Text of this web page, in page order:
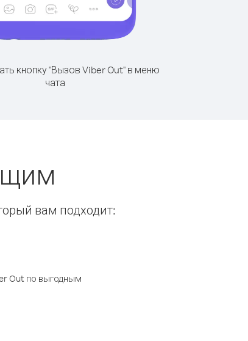
кнопку "Вызов Viber Out" в меню
чата
вам подходит:
Out по выгодным